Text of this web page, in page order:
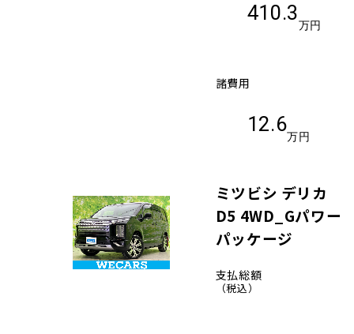
410.3
万円
諸費用
12.6
万円
ミツビシ デリカ
D5 4WD_Gパワー
パッケージ
支払総額
（税込）